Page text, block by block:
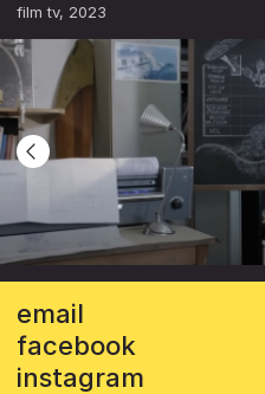
film tv 2023
email
facebook
instagram